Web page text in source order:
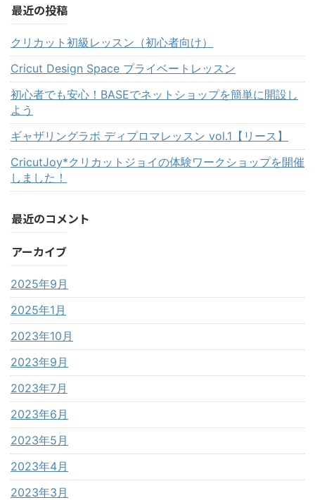
最近の投稿
クリカット初級レッスン（初心者向け）
Cricut Design Space プライベートレッスン
初心者でも安心！BASEでネットショップを簡単に開設し
よう
ギャザリングラボ ディプロマレッスン vol.1【リース】
CricutJoy*クリカットジョイの体験ワークショップを開催
しました！
最近のコメント
アーカイブ
2025年9月
2025年1月
2023年10月
2023年9月
2023年7月
2023年6月
2023年5月
2023年4月
2023年3月